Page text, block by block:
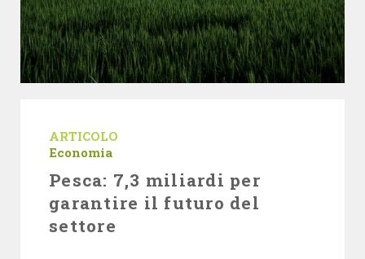
ARTICOLO
Economia
Pesca: 7,3 miliardi per
garantire il futuro del
settore